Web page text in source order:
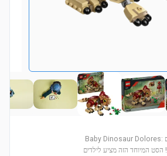
הצטרפו להרפתקה עם Baby Dinosaur Dolores:
Aquilops (76970)! הסט המיוחד הזה מציע לילדים